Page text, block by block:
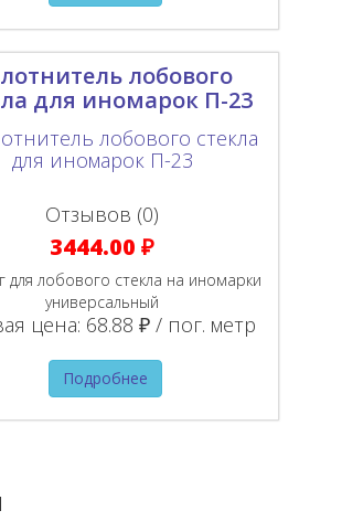
лобового
для иномарок П-23
Отзывов (0)
3444.00 ₽
для лобового стекла на иномарки
универсальный
цена: 68.88 ₽ / пог. метр
Подробнее